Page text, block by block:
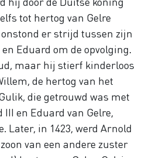
tot hertog van Gelre
er strijd tussen zijn
Eduard om de opvolging.
maar hij stierf kinderloos
de hertog van het
die getrouwd was met
en Eduard van Gelre,
Later, in 1423, werd Arnold
van een andere zuster